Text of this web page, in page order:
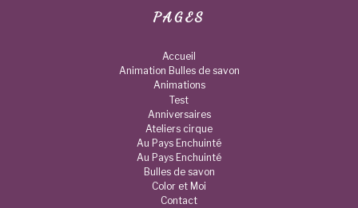
PAGES
Accueil
Animation Bulles de savon
Animations
Test
Anniversaires
Ateliers cirque
Au Pays Enchuinté
Au Pays Enchuinté
Bulles de savon
Color et Moi
Contact